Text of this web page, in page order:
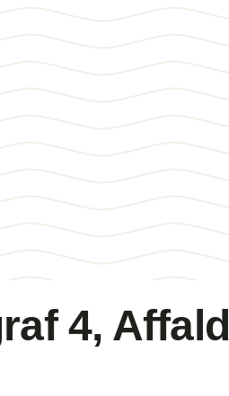
4, Affald